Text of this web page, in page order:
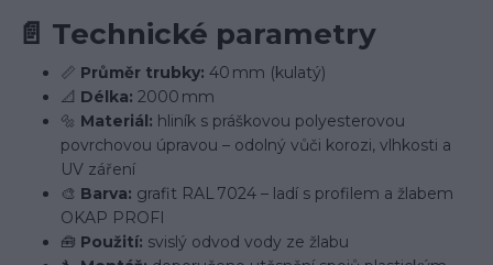
📄 Technické parametry
📏 Průměr trubky: 40 mm (kulatý)
📐 Délka: 2000 mm
🔩 Materiál: hliník s práškovou polyesterovou
povrchovou úpravou – odolný vůči korozi, vlhkosti a
UV záření
🎨 Barva: grafit RAL 7024 – ladí s profilem a žlabem
OKAP PROFI
🧰 Použití: svislý odvod vody ze žlabu